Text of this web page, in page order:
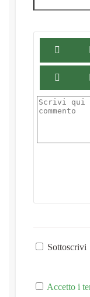
Sottoscrivi
Accetto i